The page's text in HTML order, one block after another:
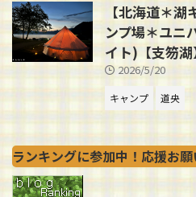
【北海道＊
ンプ場＊ユニ
イト)【支笏湖
2026/5/20
キャンプ 道央
ランキングに参加中！応援お